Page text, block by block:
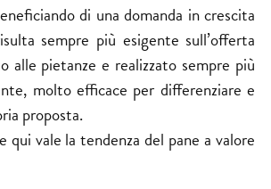
di una domanda in crescita
sempre più esigente sull’offerta
alle pietanze e realizzato sempre più
molto efficace per differenziare e
proposta.
qui vale la tendenza del pane a valore